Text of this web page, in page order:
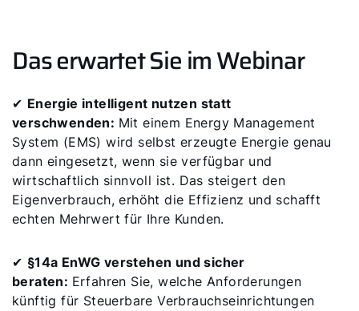
Das erwartet Sie im Webinar
✔ Energie intelligent nutzen statt
verschwenden: Mit einem Energy Management
System (EMS) wird selbst erzeugte Energie genau
dann eingesetzt, wenn sie verfügbar und
wirtschaftlich sinnvoll ist. Das steigert den
Eigenverbrauch, erhöht die Effizienz und schafft
echten Mehrwert für Ihre Kunden.
✔ §14a EnWG verstehen und sicher
beraten: Erfahren Sie, welche Anforderungen
künftig für Steuerbare Verbrauchseinrichtungen